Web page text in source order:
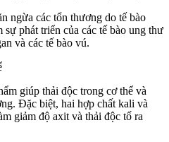
ngừa các tổn thương do tế bào
phát triển của các tế bào ung thư
và các tế bào vú.
giúp thải độc trong cơ thể và
Đặc biệt, hai hợp chất kali và
giảm độ axit và thải độc tố ra